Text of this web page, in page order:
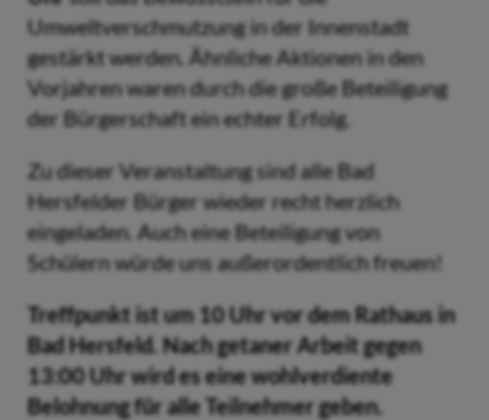
Umweltverschmutzung in der Innenstadt
gestärkt werden. Ähnliche Aktionen in den
Vorjahren waren durch die große Beteiligung
der Bürgerschaft ein echter Erfolg.
Zu dieser Veranstaltung sind alle Bad
Hersfelder Bürger wieder recht herzlich
eingeladen. Auch eine Beteiligung von
Schülern würde uns außerordentlich freuen!
Treffpunkt ist um 10 Uhr vor dem Rathaus in
Bad Hersfeld. Nach getaner Arbeit gegen
13:00 Uhr wird es eine wohlverdiente
Belohnung für alle Teilnehmer geben.